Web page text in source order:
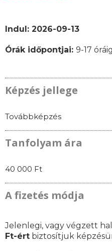
Indul: 2026-09-13
Órák időpontjai: 9-17 óráig
Képzés jellege
Továbbképzés
Tanfolyam ára
40 000 Ft
A fizetés módja
Jelenlegi, vagy végzett
Ft-ért biztosítjuk